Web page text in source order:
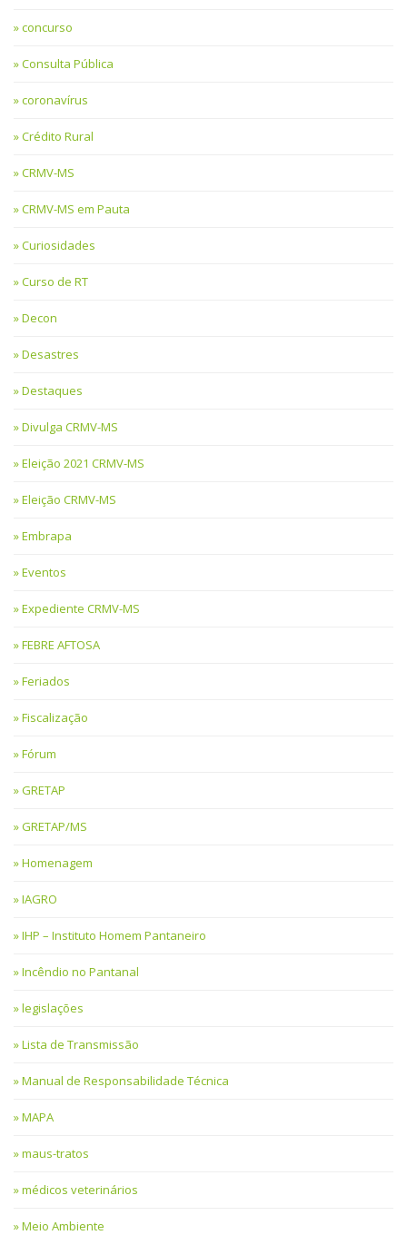
concurso
Consulta Pública
coronavírus
Crédito Rural
CRMV-MS
CRMV-MS em Pauta
Curiosidades
Curso de RT
Decon
Desastres
Destaques
Divulga CRMV-MS
Eleição 2021 CRMV-MS
Eleição CRMV-MS
Embrapa
Eventos
Expediente CRMV-MS
FEBRE AFTOSA
Feriados
Fiscalização
Fórum
GRETAP
GRETAP/MS
Homenagem
IAGRO
IHP – Instituto Homem Pantaneiro
Incêndio no Pantanal
legislações
Lista de Transmissão
Manual de Responsabilidade Técnica
MAPA
maus-tratos
médicos veterinários
Meio Ambiente